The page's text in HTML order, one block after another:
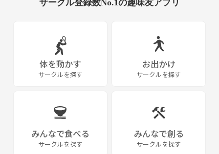
サークル登録数No.1の趣味友アプリ
体を動かす
サークルを探す
お出かけ
サークルを探す
みんなで食べる
サークルを探す
みんなで創る
サークルを探す